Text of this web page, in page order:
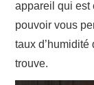
appareil qui est
pouvoir vous
taux
trouve.